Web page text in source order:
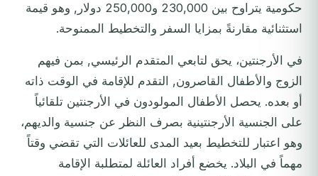
حكومية يتراوح بين 230,000 و250,000 دولار, وهو قيمة
استثنائية مقارنةً بمزايا السفر والتخطيط الممنوحة.
في الأرجنتين، يحق لتابعي المتقدم الرئيسي, بمن فيهم
الزوج والأطفال القاصرون, التقدم للإقامة في الوقت ذاته
أو بعده. يحصل الأطفال المولودون في الأرجنتين تلقائياً
على الجنسية الأرجنتينية بصرف النظر عن جنسية والديهم،
وهو اعتبار للتخطيط بعيد المدى للعائلات التي تقضي وقتاً
مهماً في البلاد. يخضع أفراد العائلة لمتطلبة الإقامة